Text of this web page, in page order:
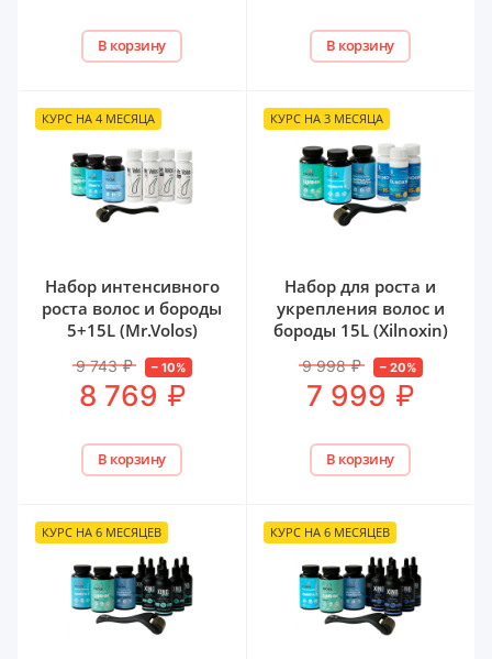
В корзину В корзину
КУРС НА 4 МЕСЯЦА
Набор интенсивного
роста волос и бороды
5+15L (Mr.Volos)
9 743 ₽ – 10%
8 769 ₽
В корзину
КУРС НА 3 МЕСЯЦА
Набор для роста и
укрепления волос и
бороды 15L (Xilnoxin)
9 998 ₽ – 20%
7 999 ₽
В корзину
КУРС НА 6 МЕСЯЦЕВ КУРС НА 6 МЕСЯЦЕВ